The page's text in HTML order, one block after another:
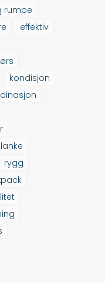
rumpe
effektiv
kondisjon
rygg